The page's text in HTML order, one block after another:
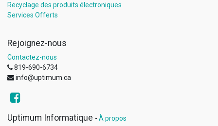
Recyclage des produits électroniques
Services Offerts
Rejoignez-nous
Contactez-nous
819-690-6734
info@uptimum.ca
Uptimum Informatique - À propos